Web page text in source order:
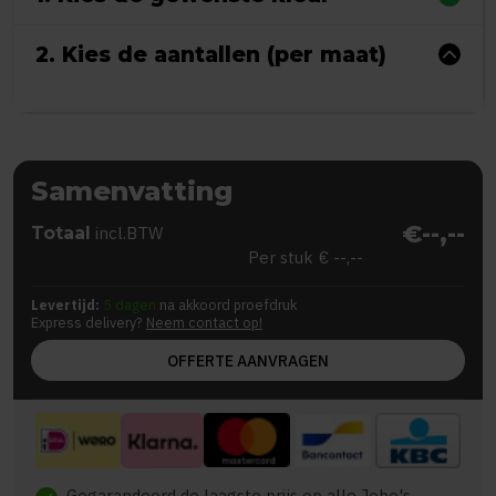
2. Kies de aantallen (per maat)
Samenvatting
Totaal incl.BTW €--,--
Per stuk € --,--
Levertijd: 5 dagen na akkoord proefdruk
Express delivery? Neem contact op!
OFFERTE AANVRAGEN